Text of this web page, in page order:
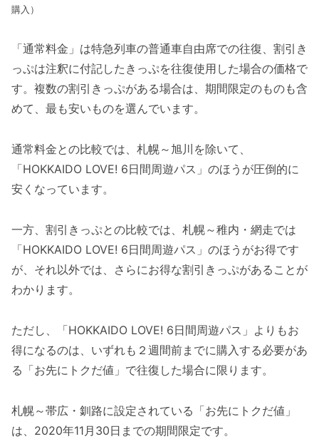
購入）
「通常料金」は特急列車の普通車自由席での往復、割引き
っぷは注釈に付記したきっぷを往復使用した場合の価格で
す。複数の割引きっぷがある場合は、期間限定のものも含
めて、最も安いものを選んでいます。
通常料金との比較では、札幌～旭川を除いて、
「HOKKAIDO LOVE! 6日間周遊パス」のほうが圧倒的に
安くなっています。
一方、割引きっぷとの比較では、札幌～稚内・網走では
「HOKKAIDO LOVE! 6日間周遊パス」のほうがお得です
が、それ以外では、さらにお得な割引きっぷがあることが
わかります。
ただし、「HOKKAIDO LOVE! 6日間周遊パス」よりもお
得になるのは、いずれも２週間前までに購入する必要があ
る「お先にトクだ値」で往復した場合に限ります。
札幌～帯広・釧路に設定されている「お先にトクだ値」
は、2020年11月30日までの期間限定です。